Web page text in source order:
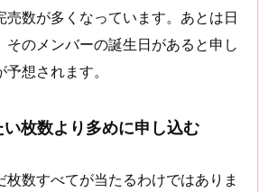
売数が多くなっています。あとは日
そのメンバーの誕生日があると申し
想されます。
枚数より多めに申し込む
数すべてが当たるわけではありま